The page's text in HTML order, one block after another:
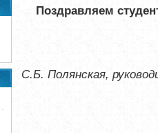
Поздравляем
С.Б. Полянская,